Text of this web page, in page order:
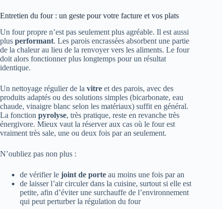
Entretien du four : un geste pour votre facture et vos plats
Un four propre n’est pas seulement plus agréable. Il est aussi
plus performant. Les parois encrassées absorbent une partie
de la chaleur au lieu de la renvoyer vers les aliments. Le four
doit alors fonctionner plus longtemps pour un résultat
identique.
Un nettoyage régulier de la vitre et des parois, avec des
produits adaptés ou des solutions simples (bicarbonate, eau
chaude, vinaigre blanc selon les matériaux) suffit en général.
La fonction pyrolyse, très pratique, reste en revanche très
énergivore. Mieux vaut la réserver aux cas où le four est
vraiment très sale, une ou deux fois par an seulement.
N’oubliez pas non plus :
de vérifier le joint de porte au moins une fois par an
de laisser l’air circuler dans la cuisine, surtout si elle est
petite, afin d’éviter une surchauffe de l’environnement
qui peut perturber la régulation du four